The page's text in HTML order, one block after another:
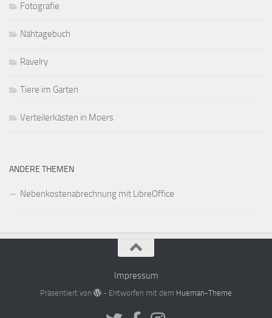
Fotografie
Nähtagebuch
Ravelry
Tiere im Garten
Verteilerkästen in Moers
ANDERE THEMEN
Nebenkostenabrechnung mit LibreOffice
Impressum
Präsentiert von - Entworfen mit dem Hueman-Theme